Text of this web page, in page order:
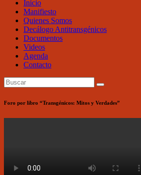
Inicio
Manifiesto
Quienes Somos
Decálogo Antitransgénicos
Documentos
Videos
Agenda
Contacto
Foro por libro “Transgénicos: Mitos y Verdades”